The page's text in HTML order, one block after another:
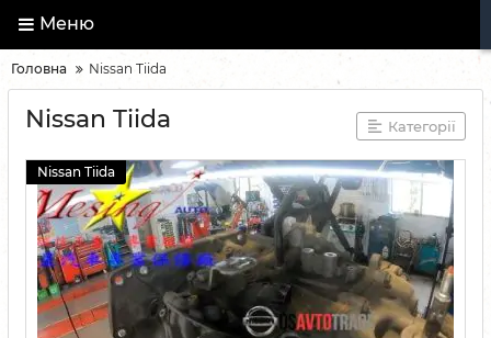
Меню
Головна Nissan Tiida
Nissan Tiida Категорії
Nissan Tiida